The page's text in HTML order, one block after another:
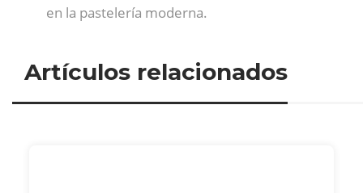
en la pastelería moderna.
Artículos relacionados